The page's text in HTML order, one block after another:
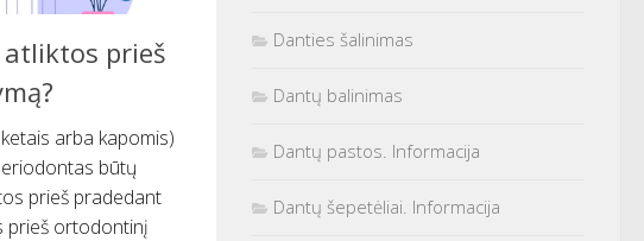
prieš
arba kapomis)
būtų
prieš pradedant
prieš ortodontinį
Danties šalinimas
Dantų balinimas
Dantų pastos. Informacija
Dantų šepetėliai. Informacija